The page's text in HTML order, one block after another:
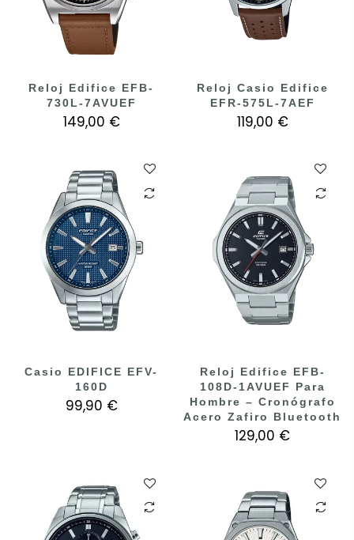
Reloj Edifice EFB-
730L-7AVUEF
149,00 €
Reloj Casio Edifice
EFR-575L-7AEF
119,00 €
Casio EDIFICE EFV-
160D
99,90 €
Reloj Edifice EFB-
108D-1AVUEF Para
Hombre – Cronógrafo
Acero Zafiro Bluetooth
129,00 €